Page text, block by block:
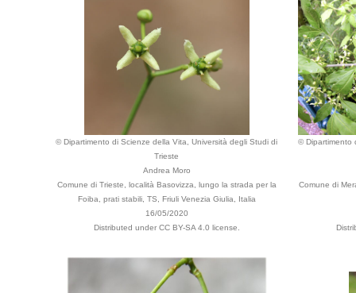
© Dipartimento di Scienze della Vita, Università degli Studi di
Trieste
Andrea Moro
Comune di Trieste, località Basovizza, lungo la strada per la
Foiba, prati stabili, TS, Friuli Venezia Giulia, Italia
16/05/2020
Distributed under CC BY-SA 4.0 license.
© Dipartimento
Comune di